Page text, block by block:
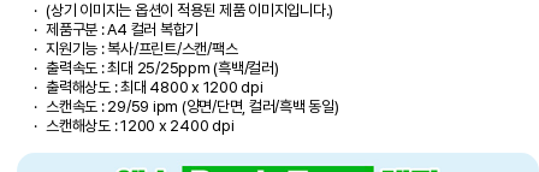
(상기 이미지는 옵션이 적용된 제품 이미지입니다.)
제품구분 : A4 컬러 복합기
지원기능 : 복사/프린트/스캔/팩스
출력속도 : 최대 25/25ppm (흑백/컬러)
출력해상도 : 최대 4800 x 1200 dpi
스캔속도 : 29/59 ipm (양면/단면, 컬러/흑백 동일)
스캔해상도 : 1200 x 2400 dpi